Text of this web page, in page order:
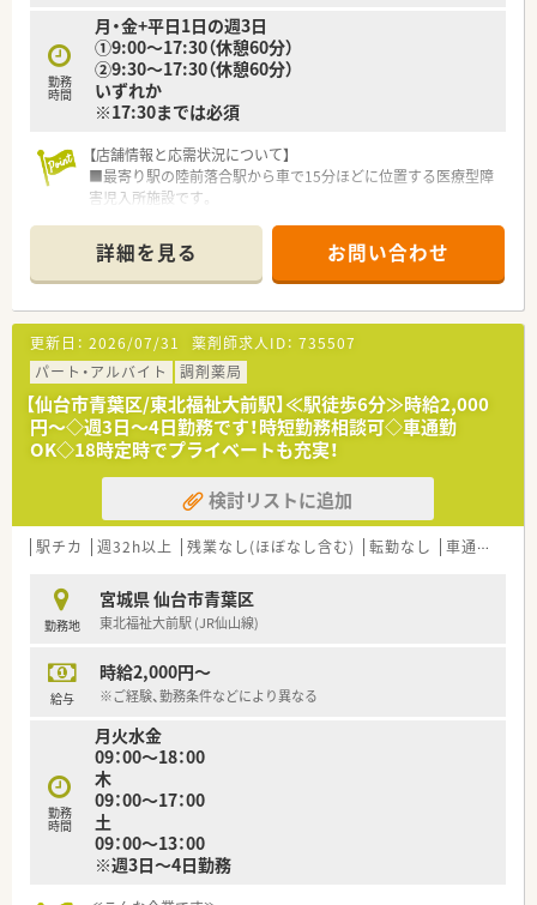
■婦人科領域の専門知識を深め、薬剤師としてスキルアップが図
れます。
■経営陣との距離が近く、現場の意見が業務改善に反映されやす
い社風です。
勤務
時間
月・金+平日1日の週3日
①9:00～17:30（休憩60分）
②9:30～17:30（休憩60分）
いずれか
※17:30までは必須
【店舗情報と応需状況について】
■最寄り駅の陸前落合駅から車で15分ほどに位置する医療型障
害児入所施設です。
対応いただきます。
■常勤薬剤師1名と調剤助手1名が在籍し、助け合いながら業務
を進めています。
【勤務実態について】
■月曜・金曜＋平日1日の週3日勤務で、17:30までの勤務が必須
となります。
■重症心身障害児・者医療における調剤や服薬支援の専門知識が
深まります。
■入所者様や外来患者様への調剤・一包化や錠剤の粉砕業務がメ
インとなります。
【職場環境と雰囲気】
■女性スタッフが多く活躍しており、お互いに支え合う穏やかな
雰囲気の職場です。
中できます。
■最新機材を取り揃えることで業務効率化を図り、働きやすい環
境を作っています。
【法人特徴について】
■地域福祉のセーフティネットとして30年以上、地域に貢献し続
■長期・短期入所から外来まで幅広く対応し、質の高い福祉・医療
を提供しています。
■常勤医3名・非常勤医4名が在籍し、手厚い医療ケア体制を整え
ています。
詳細を見る お問い合わせ
更新日： 2026/07/31 薬剤師求人ID： 735507
パート・アルバイト
調剤薬局
【仙台市青葉区/東北福祉大前駅】≪駅徒歩6分≫時給2,000
円～◇週3日～4日勤務です！時短勤務相談可◇車通勤
OK◇18時定時でプライベートも充実！
検討リストに追加
駅チカ 週32h以上 残業なし(ほぼなし含む) 転勤なし 車通勤可
勤務地
宮城県 仙台市青葉区
東北福祉大前駅 (JR仙山線)
給与
時給2,000円～
※ご経験、勤務条件などにより異なる
勤務
時間
月火水金
09：00～18：00
木
09：00～17：00
土
09：00～13：00
※週3日～4日勤務